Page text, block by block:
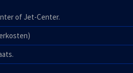
of Jet-Center.